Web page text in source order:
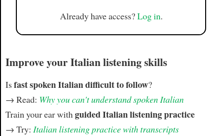
Already have access?Log in.
Improve your Italian listening skills
Isfast spoken Italian difficult to follow?
→ Read: Why you can't understand spoken Italian
Train your ear withguided Italian listening practice
→ Try: Italian listening practice with transcripts